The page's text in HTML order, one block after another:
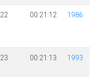
22 00:21:12 1986
23 00:21:13 1993